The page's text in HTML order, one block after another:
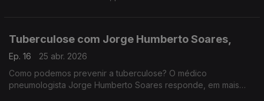
Tuberculose com Jorge Humberto Soares,
Ep. 16
25 abr. 2026
Como podemos prevenir a tuberculose? O médico
pneumologista Jorge Humberto Soares responde, em mais